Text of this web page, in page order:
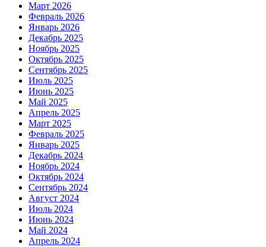
Март 2026
Февраль 2026
Январь 2026
Декабрь 2025
Ноябрь 2025
Октябрь 2025
Сентябрь 2025
Июль 2025
Июнь 2025
Май 2025
Апрель 2025
Март 2025
Февраль 2025
Январь 2025
Декабрь 2024
Ноябрь 2024
Октябрь 2024
Сентябрь 2024
Август 2024
Июль 2024
Июнь 2024
Май 2024
Апрель 2024